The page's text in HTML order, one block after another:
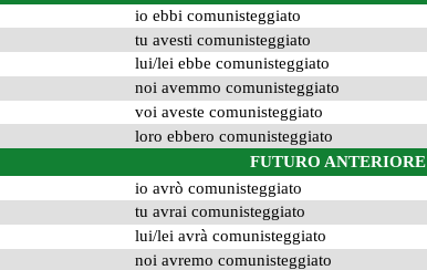
io ebbi comunisteggiato
tu avesti comunisteggiato
lui/lei ebbe comunisteggiato
noi avemmo comunisteggiato
voi aveste comunisteggiato
loro ebbero comunisteggiato
FUTURO ANTERIORE
io avrò comunisteggiato
tu avrai comunisteggiato
lui/lei avrà comunisteggiato
noi avremo comunisteggiato